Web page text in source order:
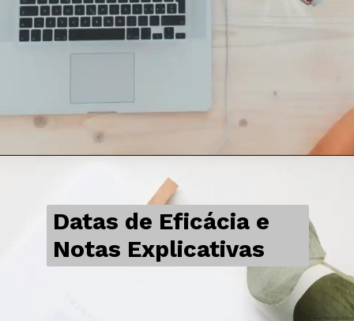
Datas de Eficácia e
Notas Explicativas